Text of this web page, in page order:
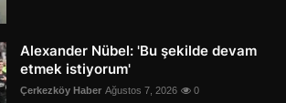
Alexander Nübel: 'Bu şekilde devam
etmek istiyorum'
Çerkezköy Haber Ağustos 7, 2026 0